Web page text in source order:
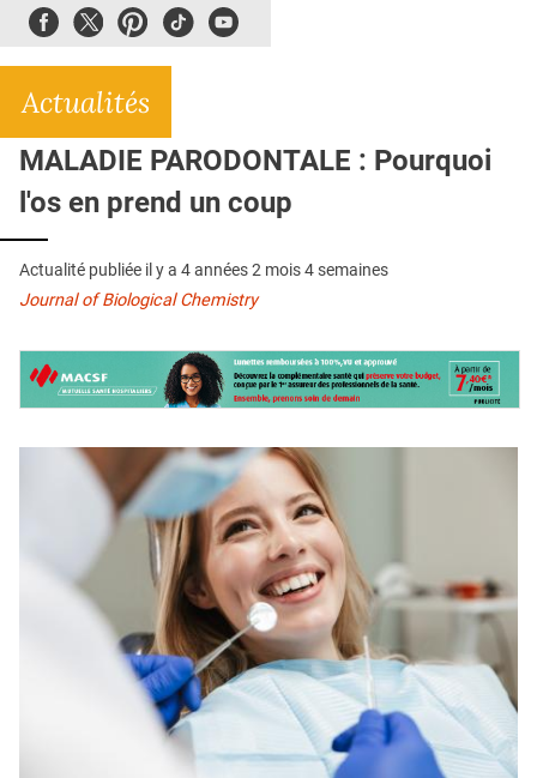
E-REVUE SAD
L'APP
QUI SOMMES-NOUS ?
PUBLICITÉ
CONDITIONS GÉNÉRALES
CONTACT
FacebookTwitterPinterest
TiktokYoubute
Actualités
MALADIE PARODONTALE : Pourquoi
l'os en prend un coup
Actualité publiée il y a 4 années 2 mois 4 semaines
Journal of Biological Chemistry